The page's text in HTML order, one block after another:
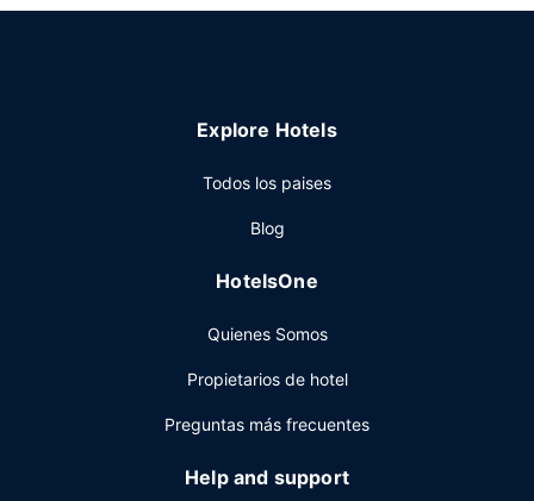
Explore Hotels
Todos los paises
Blog
HotelsOne
Quienes Somos
Propietarios de hotel
Preguntas más frecuentes
Help and support